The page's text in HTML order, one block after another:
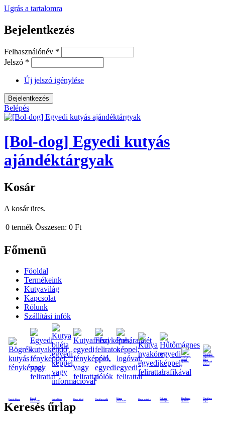
Ugrás a tartalomra
Bejelentkezés
Felhasználónév *
Jelszó *
Új jelszó igénylése
Belépés
[Bol-dog] Egyedi kutyás
ajándéktárgyak
Kosár
A kosár üres.
0 termék Összesen: 0 Ft
Főmenü
Föoldal
Termékeink
Kutyavilág
Kapcsolat
Rólunk
Szállítási infók
Kutyás bögre
Egyedi
kutyakendő
Kutya biléta Kutya frizbi Fényképes póló
Képes
poháralátét
Kutya nyakörv
Feliratos
hűtmágnes
Fényképes
nyaklánc
Fényképes
bögre
Keresés űrlap